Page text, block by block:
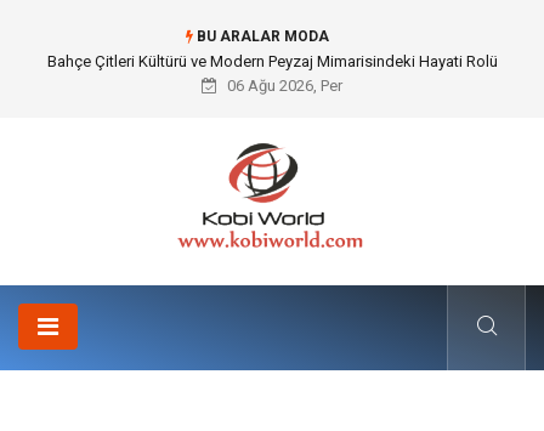
BU ARALAR MODA
Komple Tır Taşımacılığı İle Kesintisiz ve Güvenli Lojistik Çözümleri
06 Ağu 2026, Per